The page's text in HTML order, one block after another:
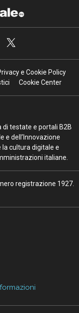
e Cookie Policy
Cookie Center
di testate e portali B2B
e dell’Innovazione
cultura digitale e
italiane.
registrazione 1927.